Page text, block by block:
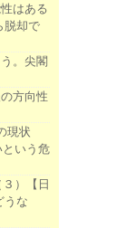
はある
脱却で
。尖閣
方向性
現状
いう危
）【日
うな